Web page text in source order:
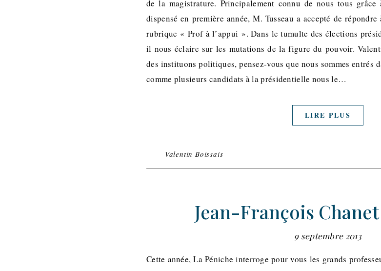
de la magistrature. Principalement connu de nous tous
dispensé en première année, M. Tusseau a accepté de
rubrique « Prof à l’appui ». Dans le tumulte des élections
il nous éclaire sur les mutations de la figure du pouvoir.
des instituons politiques, pensez-vous que nous sommes entrés
comme plusieurs candidats à la présidentielle nous le…
LIRE PLUS
Valentin Boissais
Jean-François
9 septembre 2013
Cette année, La Péniche interroge pour vous les grands